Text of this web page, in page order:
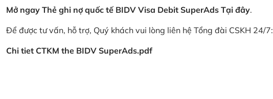
Mở ngay Thẻ ghi nợ quốc tế BIDV Visa Debit SuperAds Tại đây.
Để được tư vấn, hỗ trợ, Quý khách vui lòng liên hệ Tổng đài CSKH 24/7:
Chi tiet CTKM the BIDV SuperAds.pdf